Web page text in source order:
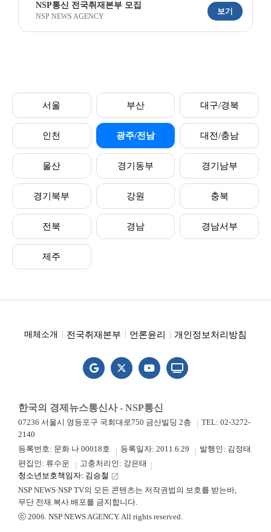
NSP통신 전국취재본부 모집
NSP NEWS AGENCY
보기
서울 부산 대구/경북
인천 광주/전남 대전/충남
울산 경기동부 경기남부
경기북부 강원 충북
전북 경남 경남서부
제주
매체소개 전국취재본부 언론윤리 개인정보처리방침
한국의 경제뉴스통신사 - NSP통신
07236 서울시 영등포구 국회대로750 금산빌딩 2층
TEL: 02-3272-
2140
등록번호: 문화 나 00018호
등록일자: 2011.6.29
발행인: 김정태
편집인: 류수운
고충처리인: 강은태
청소년보호책임자: 김승철 launch
NSP NEWS·NSP TV의 모든 콘텐츠는 저작권법의 보호를 받는바,
무단 전재.복사.배포를 금지합니다.
ⓒ 2006. NSP NEWS AGENCY. All rights reserved.